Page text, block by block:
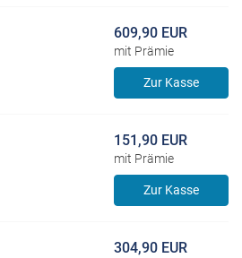
609,90 EUR
mit Prämie
Zur Kasse
151,90 EUR
mit Prämie
Zur Kasse
304,90 EUR